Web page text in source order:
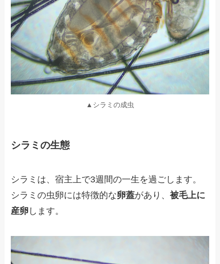
▲シラミの成虫
シラミの生態
シラミは、宿主上で3週間の一生を過ごします。
シラミの虫卵には特徴的な卵蓋があり、被毛上に
産卵 します。